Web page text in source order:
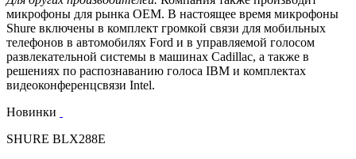
микрофоны для рынка OEM. В настоящее время микрофоны
Shure включены в комплект громкой связи для мобильных
телефонов в автомобилях Ford и в управляемой голосом
развлекательной системы в машинах Cadillac, а также в
решениях по распознаванию голоса IBM и комплектах
видеоконференцсвязи Intel.
Новинки
SHURE BLX288E